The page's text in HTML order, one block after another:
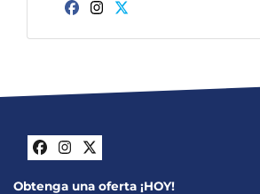
Facebook
Facebook
Instagram
Twitter
Obtenga una oferta ¡HOY!